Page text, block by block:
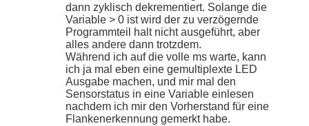
dann zyklisch dekrementiert. Solange die
Variable > 0 ist wird der zu verzögernde
Programmteil halt nicht ausgeführt, aber
alles andere dann trotzdem.
Während ich auf die volle ms warte, kann
ich ja mal eben eine gemultiplexte LED
Ausgabe machen, und mir mal den
Sensorstatus in eine Variable einlesen
nachdem ich mir den Vorherstand für eine
Flankenerkennung gemerkt habe.